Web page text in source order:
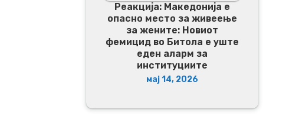
Реакција: Македонија е
опасно место за живеење
за жените: Новиот
фемицид во Битола е уште
еден аларм за
институциите
мај 14, 2026